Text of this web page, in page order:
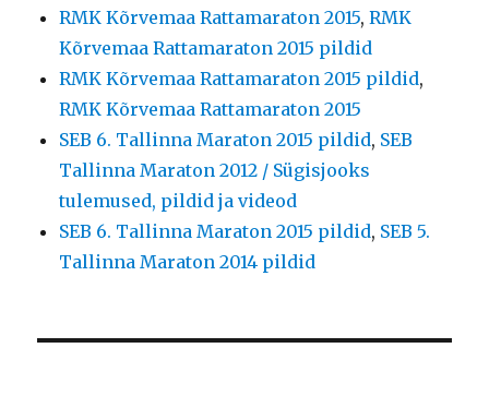
RMK Kõrvemaa Rattamaraton 2015,RMK
Kõrvemaa Rattamaraton 2015 pildid
RMK Kõrvemaa Rattamaraton 2015 pildid,
RMK Kõrvemaa Rattamaraton 2015
SEB 6. Tallinna Maraton 2015 pildid, SEB
Tallinna Maraton 2012 / Sügisjooks
tulemused, pildid ja videod
SEB 6. Tallinna Maraton 2015 pildid, SEB 5.
Tallinna Maraton 2014 pildid